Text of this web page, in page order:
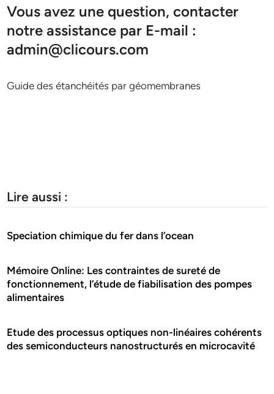
Vous avez une question, contacter
notre assistance par E-mail :
admin@clicours.com
Guide des étanchéités par géomembranes
Lire aussi :
Speciation chimique du fer dans l’ocean
Mémoire Online: Les contraintes de sureté de
fonctionnement, l’étude de fiabilisation des pompes
alimentaires
Etude des processus optiques non-linéaires cohérents
des semiconducteurs nanostructurés en microcavité